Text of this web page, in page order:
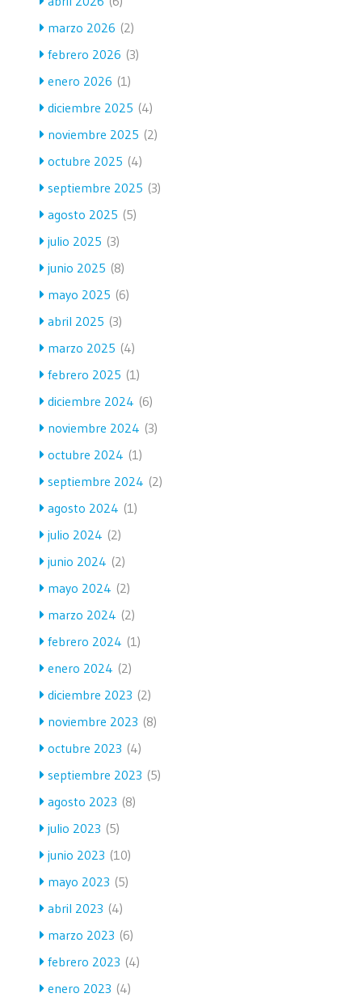
marzo 2026 (2)
febrero 2026 (3)
enero 2026 (1)
diciembre 2025 (4)
noviembre 2025 (2)
octubre 2025 (4)
septiembre 2025 (3)
agosto 2025 (5)
julio 2025 (3)
junio 2025 (8)
mayo 2025 (6)
abril 2025 (3)
marzo 2025 (4)
febrero 2025 (1)
diciembre 2024 (6)
noviembre 2024 (3)
octubre 2024 (1)
septiembre 2024 (2)
agosto 2024 (1)
julio 2024 (2)
junio 2024 (2)
mayo 2024 (2)
marzo 2024 (2)
febrero 2024 (1)
enero 2024 (2)
diciembre 2023 (2)
noviembre 2023 (8)
octubre 2023 (4)
septiembre 2023 (5)
agosto 2023 (8)
julio 2023 (5)
junio 2023 (10)
mayo 2023 (5)
abril 2023 (4)
marzo 2023 (6)
febrero 2023 (4)
enero 2023 (4)